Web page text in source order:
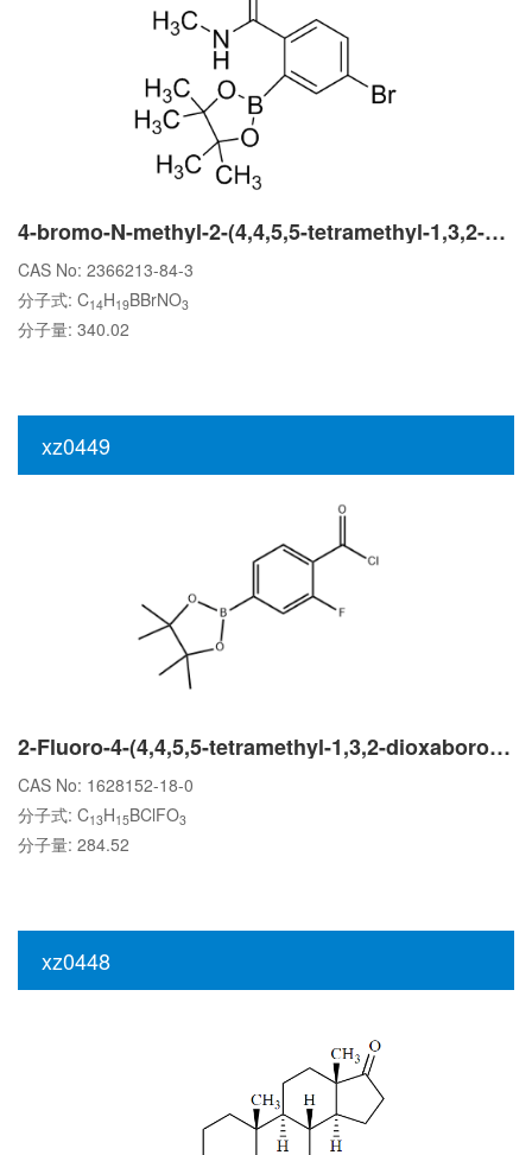
4-bromo-N-methyl-2-(4,4,5,5-tetramethyl-1,3,2-dioxaborolan-2-yl)benzamide
CAS No: 2366213-84-3
分子式: C14H19BBrNO3
分子量: 340.02
xz0449
2-Fluoro-4-(4,4,5,5-tetramethyl-1,3,2-dioxaborolan-2-yl)benzoyl chloride
CAS No: 1628152-18-0
分子式: C13H15BClFO3
分子量: 284.52
xz0448